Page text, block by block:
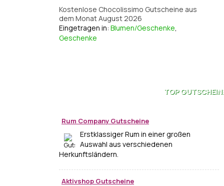
Kostenlose Chocolissimo Gutscheine aus
dem Monat August 2026
Eingetragen in: Blumen/Geschenke,
Geschenke
TOP
Rum Company Gutscheine
Erstklassiger Rum in einer großen
Auswahl aus verschiedenen
Herkunftsländern.
Aktivshop Gutscheine